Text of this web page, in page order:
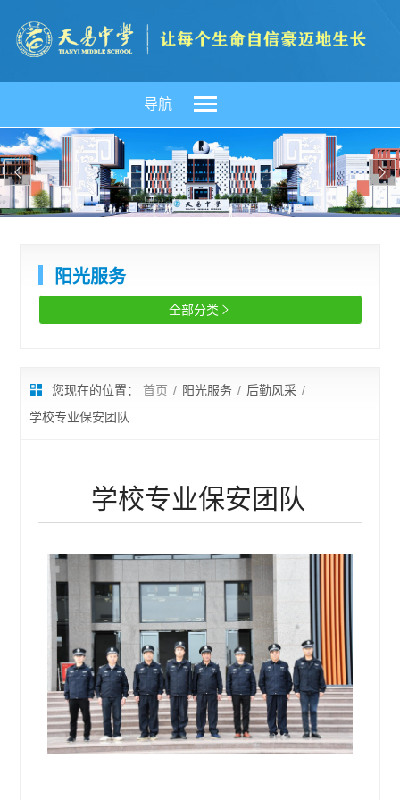
导航
 
阳光服务
全部分类 
您现在的位置： 首页 / 阳光服务 / 后勤风采 /
学校专业保安团队
学校专业保安团队